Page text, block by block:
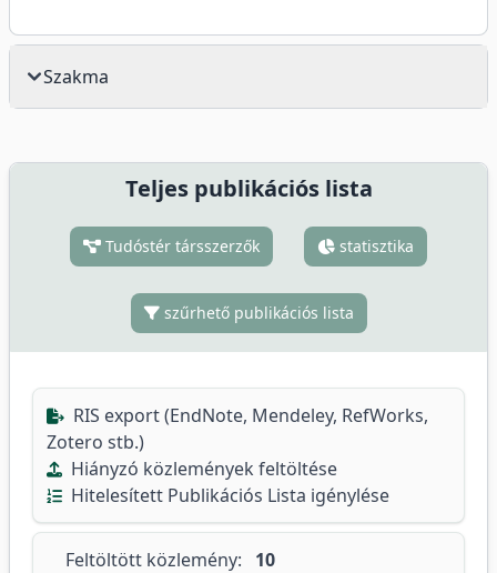
Szakma
Teljes publikációs lista
Tudóstér társszerzők statisztika
szűrhető publikációs lista
RIS export (EndNote, Mendeley, RefWorks,
Zotero stb.)
Hiányzó közlemények feltöltése
Hitelesített Publikációs Lista igénylése
Feltöltött közlemény:
10